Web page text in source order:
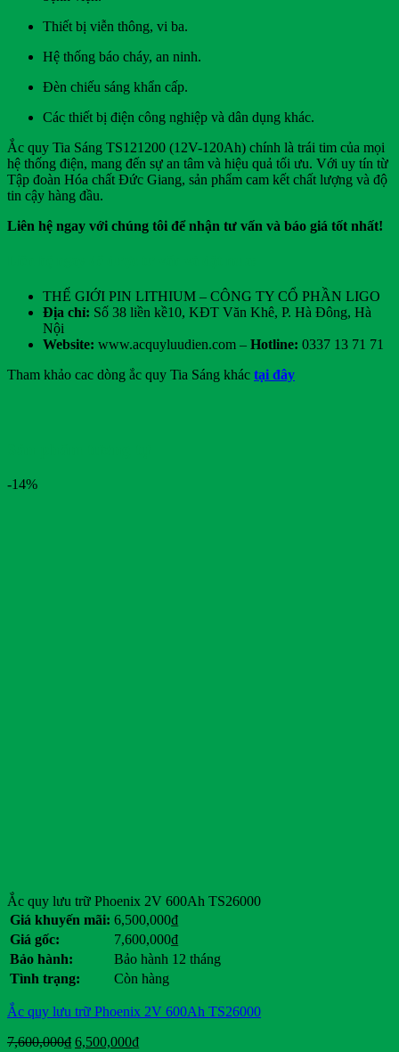
Thiết bị viễn thông, vi ba.
Hệ thống báo cháy, an ninh.
Đèn chiếu sáng khẩn cấp.
Các thiết bị điện công nghiệp và dân dụng khác.
Ắc quy Tia Sáng TS121200 (12V-120Ah) chính là trái tim của mọi
hệ thống điện, mang đến sự an tâm và hiệu quả tối ưu. Với uy tín từ
Tập đoàn Hóa chất Đức Giang, sản phẩm cam kết chất lượng và độ
tin cậy hàng đầu.
Liên hệ ngay với chúng tôi để nhận tư vấn và báo giá tốt nhất!
THẾ GIỚI PIN LITHIUM – CÔNG TY CỔ PHẦN LIGO
Địa chỉ: Số 38 liền kề10, KĐT Văn Khê, P. Hà Đông, Hà
Nội
Website: www.acquyluudien.com – Hotline: 0337 13 71 71
Tham khảo cac dòng ắc quy Tia Sáng khác tại đây
-14%
Ắc quy lưu trữ Phoenix 2V 600Ah TS26000
Giá khuyến mãi: 6,500,000₫
Giá gốc:
7,600,000₫
Bảo hành:
Bảo hành 12 tháng
Tình trạng:
Còn hàng
Ắc quy lưu trữ Phoenix 2V 600Ah TS26000
7,600,000₫ Giá
6,500,000₫Giá